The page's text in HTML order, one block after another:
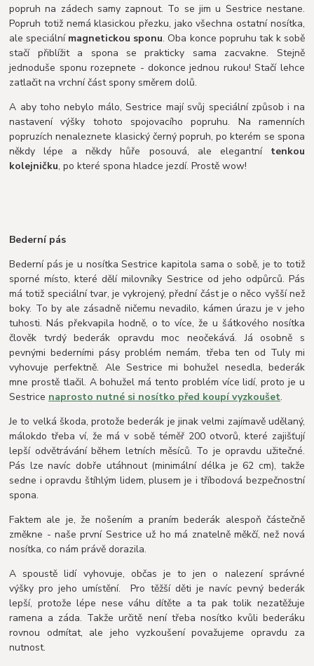
popruh na zádech samy zapnout. To se jim u Sestrice nestane.
Popruh totiž nemá klasickou přezku, jako všechna ostatní nosítka,
ale speciální magnetickou sponu. Oba konce popruhu tak k sobě
stačí přiblížit a spona se prakticky sama zacvakne. Stejně
jednoduše sponu rozepnete - dokonce jednou rukou! Stačí lehce
zatlačit na vrchní část spony směrem dolů.
A aby toho nebylo málo, Sestrice mají svůj speciální způsob i na
nastavení výšky tohoto spojovacího popruhu. Na ramenních
popruzích nenaleznete klasický černý popruh, po kterém se spona
někdy lépe a někdy hůře posouvá, ale elegantní tenkou
kolejničku, po které spona hladce jezdí. Prostě wow!
Bederní pás
Bederní pás je u nosítka Sestrice kapitola sama o sobě, je to totiž
sporné místo, které dělí milovníky Sestrice od jeho odpůrců. Pás
má totiž speciální tvar, je vykrojený, přední část je o něco vyšší než
boky. To by ale zásadně ničemu nevadilo, kámen úrazu je v jeho
tuhosti. Nás překvapila hodně, o to více, že u šátkového nosítka
člověk tvrdý bederák opravdu moc neočekává. Já osobně s
pevnými bederními pásy problém nemám, třeba ten od Tuly mi
vyhovuje perfektně. Ale Sestrice mi bohužel nesedla, bederák
mne prostě tlačil. A bohužel má tento problém více lidí, proto je u
Sestrice naprosto nutné si nosítko před koupí vyzkoušet.
Je to velká škoda, protože bederák je jinak velmi zajímavě udělaný,
málokdo třeba ví, že má v sobě téměř 200 otvorů, které zajišťují
lepší odvětrávání během letních měsíců. To je opravdu užitečné.
Pás lze navíc dobře utáhnout (minimální délka je 62 cm), takže
sedne i opravdu štíhlým lidem, plusem je i tříbodová bezpečnostní
spona.
Faktem ale je, že nošením a praním bederák alespoň částečně
změkne - naše první Sestrice už ho má znatelně měkčí, než nová
nosítka, co nám právě dorazila.
A spoustě lidí vyhovuje, občas je to jen o nalezení správné
výšky pro jeho umístění. Pro těžší děti je navíc pevný bederák
lepší, protože lépe nese váhu dítěte a ta pak tolik nezatěžuje
ramena a záda. Takže určitě není třeba nosítko kvůli bederáku
rovnou odmítat, ale jeho vyzkoušení považujeme opravdu za
nutnost.